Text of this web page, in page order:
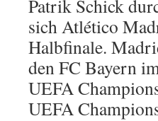
Patrik Schick
sich Atlético
Halbfinale.
den FC Bayern
UEFA
UEFA